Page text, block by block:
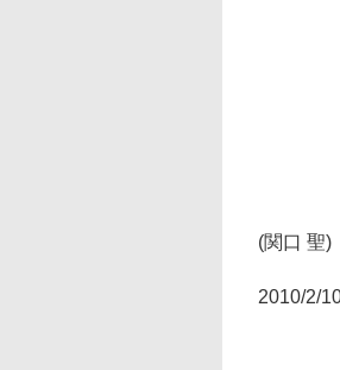
(関口 聖)
2010/2/